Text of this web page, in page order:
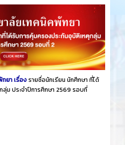
ยา เรื่องรายชื่อนักเรียน นักศึกษา ที่ได้
ม ประจำปีการศึกษา 2569 รอบที่